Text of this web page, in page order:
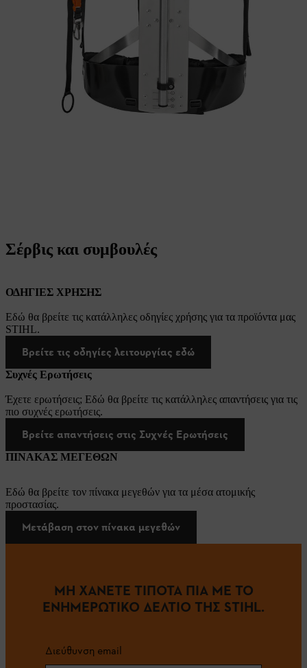
Σέρβις και συμβουλές
ΟΔΗΓΙΕΣ ΧΡΗΣΗΣ
Εδώ θα βρείτε τις κατάλληλες οδηγίες χρήσης για τα προϊόντα μας
STIHL.
Βρείτε τις οδηγίες λειτουργίας εδώ
Συχνές Ερωτήσεις
Έχετε ερωτήσεις; Εδώ θα βρείτε τις κατάλληλες απαντήσεις για τις
πιο συχνές ερωτήσεις.
Βρείτε απαντήσεις στις Συχνές Ερωτήσεις
ΠΙΝΑΚΑΣ ΜΕΓΕΘΩΝ
Εδώ θα βρείτε τον πίνακα μεγεθών για τα μέσα ατομικής
προστασίας.
Μετάβαση στον πίνακα μεγεθών
ΜΗ ΧΑΝΕΤΕ ΤΙΠΟΤΑ ΠΙΑ ΜΕ ΤΟ
ΕΝΗΜΕΡΩΤΙΚΟ ΔΕΛΤΙΟ ΤΗΣ STIHL.
Διεύθυνση email